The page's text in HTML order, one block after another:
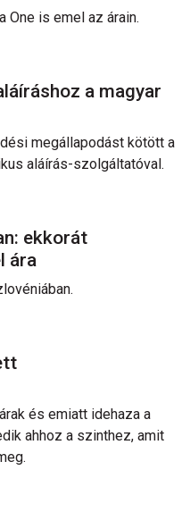
One is emel az árain.
a magyar
megállapodást kötött a
aláírás-szolgáltatóval.
ekkorát
ára
és emiatt idehaza a
ahhoz a szinthez, amit